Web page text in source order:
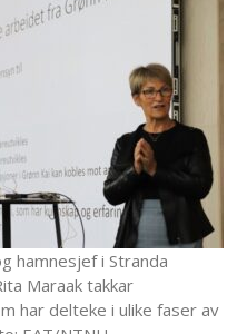
hamnesjef i Stranda
Maraak takkar
har delteke i ulike faser av